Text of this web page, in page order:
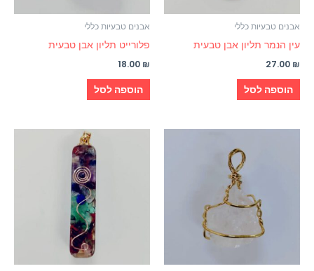
אבנים טבעיות כללי
עין הנמר תליון אבן טבעית
27.00 ₪
הוספה לסל
אבנים טבעיות כללי
פלורייט תליון אבן טבעית
18.00 ₪
הוספה לסל